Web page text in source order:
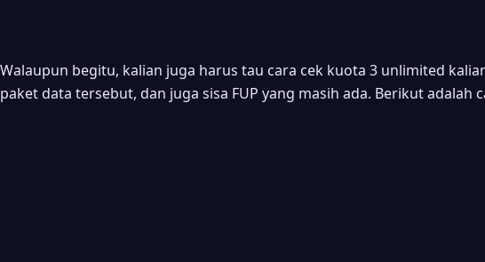
Walaupun begitu, kalian juga harus tau cara cek kuota 3 unlimited
paket data tersebut, dan juga sisa FUP yang masih ada. Berikut adalah